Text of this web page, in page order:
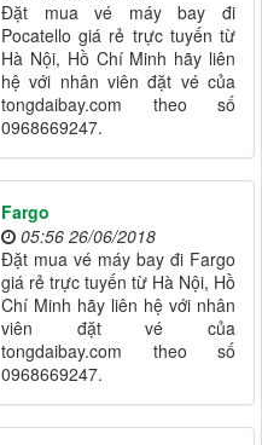
Đặt mua vé máy bay đi
Pocatello giá rẻ trực tuyến từ
Hà Nội, Hồ Chí Minh hãy liên
hệ với nhân viên đặt vé của
tongdaibay.com theo số
0968669247.
Fargo
05:56 26/06/2018
Đặt mua vé máy bay đi Fargo
giá rẻ trực tuyến từ Hà Nội, Hồ
Chí Minh hãy liên hệ với nhân
viên đặt vé của
tongdaibay.com theo số
0968669247.